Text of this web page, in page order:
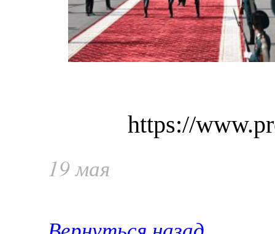
https://
19 мая